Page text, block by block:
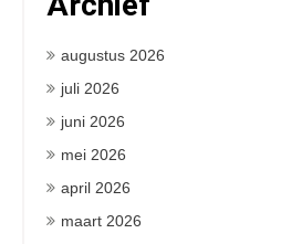
augustus 2026
juli 2026
juni 2026
mei 2026
april 2026
maart 2026